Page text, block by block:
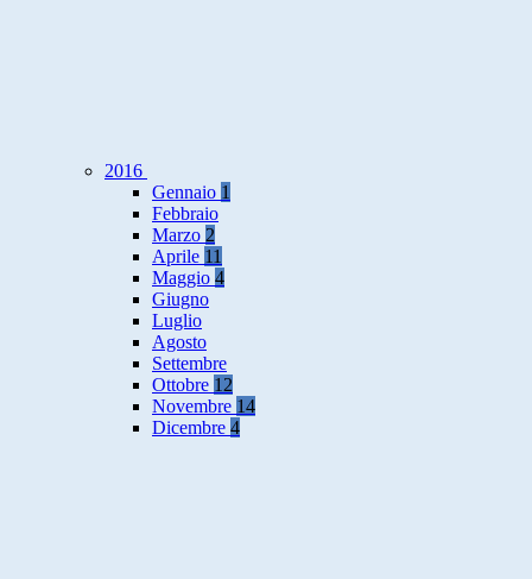
2016
Gennaio 1
Febbraio
Marzo 2
Aprile 11
Maggio 4
Giugno
Luglio
Agosto
Settembre
Ottobre 12
Novembre 14
Dicembre 4